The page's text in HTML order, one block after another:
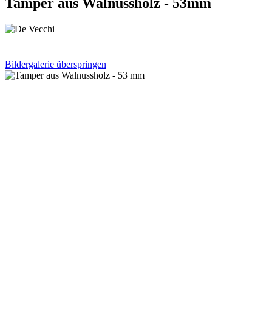
Bildergalerie überspringen